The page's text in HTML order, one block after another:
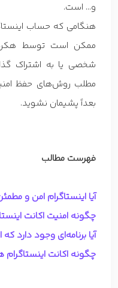
و… است.
هنگامی که حساب
ممکن است توسط
شخصی یا به اشتراک
مطلب روش‌های حفظ
بعداً پشیمان نشوید.
فهرست مطالب
آیا اینستاگرام امن و
چگونه امنیت اکانت
آیا برنامه‌ای وجود دارد
چگونه اکانت اینستاگرام